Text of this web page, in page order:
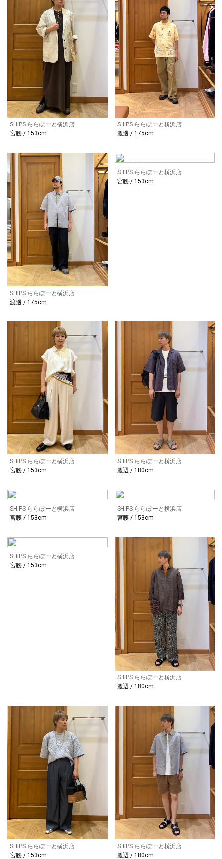
SHIPS ららぽーと横浜店
宮腰 / 153cm
SHIPS ららぽーと横浜店
渡邊 / 175cm
SHIPS ららぽーと横浜店
渡邊 / 175cm
SHIPS ららぽーと横浜店
宮腰 / 153cm
SHIPS ららぽーと横浜店
宮腰 / 153cm
SHIPS ららぽーと横浜店
渡辺 / 180cm
SHIPS ららぽーと横浜店
宮腰 / 153cm
SHIPS ららぽーと横浜店
宮腰 / 153cm
SHIPS ららぽーと横浜店
宮腰 / 153cm
SHIPS ららぽーと横浜店
渡辺 / 180cm
SHIPS ららぽーと横浜店
宮腰 / 153cm
SHIPS ららぽーと横浜店
渡辺 / 180cm